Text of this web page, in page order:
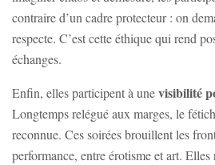
contraire d’un cadre protecteur : on
respecte. C’est cette éthique qui rend
échanges.
Enfin, elles participent à unevisibilité
Longtemps relégué aux marges, le
reconnue. Ces soirées brouillent les
performance, entre érotisme et art.